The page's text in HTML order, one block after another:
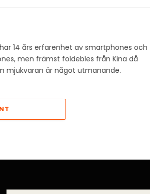
har 14 års erfarenhet av smartphones och
men främst foldebles från Kina då
mjukvaran är något utmanande.